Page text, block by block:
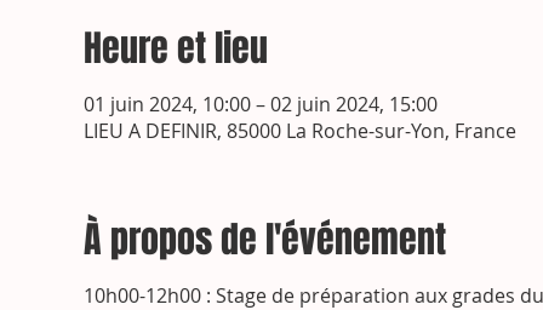
Heure et lieu
01 juin 2024, 10:00 – 02 juin 2024, 15:00
LIEU A DEFINIR, 85000 La Roche-sur-Yon, France
À propos de l'événement
10h00-12h00 : Stage de préparation aux grades